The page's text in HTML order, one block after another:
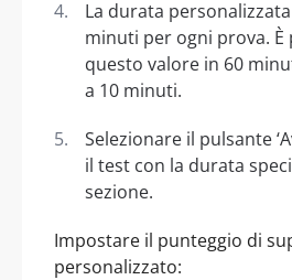
La durata
minuti per ogni prova.
questo valore in 60
a 10 minuti.
Selezionare il pulsante
il test con la durata
sezione.
Impostare il punteggio di
personalizzato: